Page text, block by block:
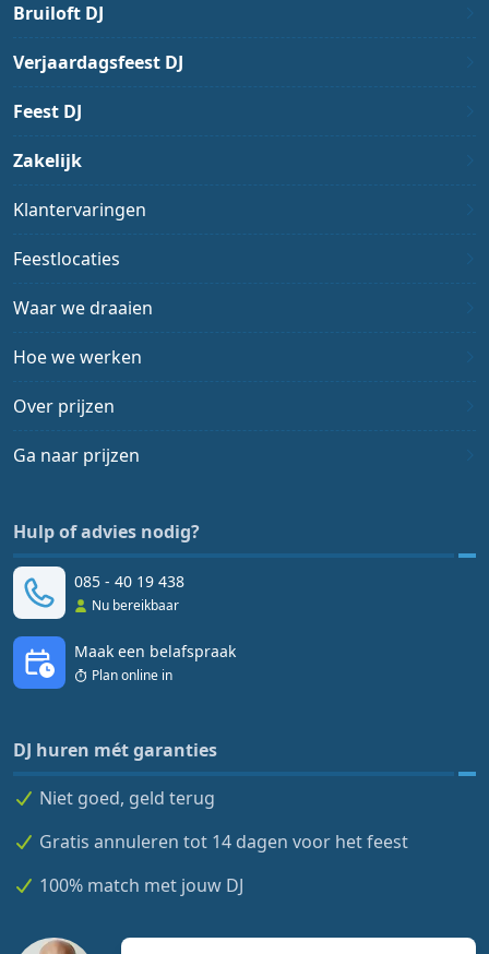
Bruiloft DJ
Verjaardagsfeest DJ
Feest DJ
Zakelijk
Klantervaringen
Feestlocaties
Waar we draaien
Hoe we werken
Over prijzen
Ga naar prijzen
Hulp of advies nodig?
085 - 40 19 438
Nu bereikbaar
Maak een belafspraak
Plan online in
DJ huren mét garanties
Niet goed, geld terug
Gratis annuleren tot 14 dagen voor het feest
100% match met jouw DJ